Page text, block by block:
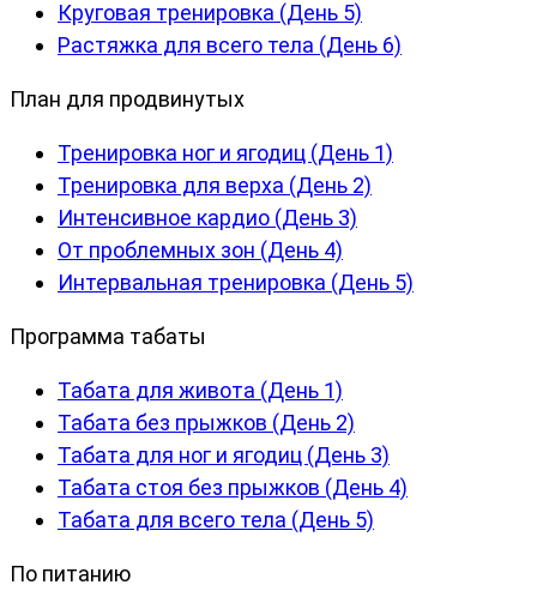
Круговая тренировка (День 5)
Растяжка для всего тела (День 6)
План для продвинутых
Тренировка ног и ягодиц (День 1)
Тренировка для верха (День 2)
Интенсивное кардио (День 3)
От проблемных зон (День 4)
Интервальная тренировка (День 5)
Программа табаты
Табата для живота (День 1)
Табата без прыжков (День 2)
Табата для ног и ягодиц (День 3)
Табата стоя без прыжков (День 4)
Табата для всего тела (День 5)
По питанию